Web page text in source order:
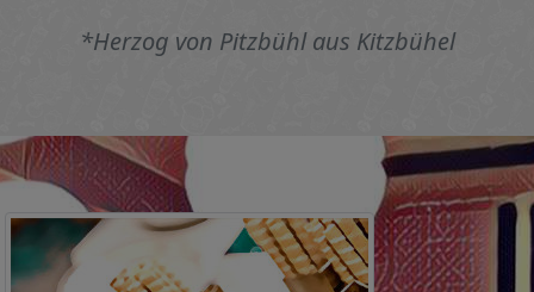
*Herzog von Pitzbühl aus Kitzbühel